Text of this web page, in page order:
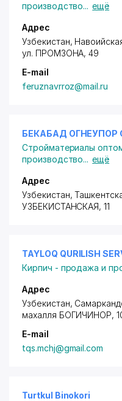
производство... ещё
Адрес
Узбекистан,
ул. ПРОМЗОНА, 49
E-mail
feruznavrroz@mail.ru
БЕКАБАД ОГНЕУПОР
Стройматериалы
производство... ещё
Адрес
Узбекистан,
УЗБЕКИСТАНСКАЯ, 11
TAYLOQ QURILISH
Кирпич - продажа и
Адрес
Узбекистан,
махалля БОГИЧИНОР,
E-mail
tqs.mchj@gmail.com
Turtkul Binokori